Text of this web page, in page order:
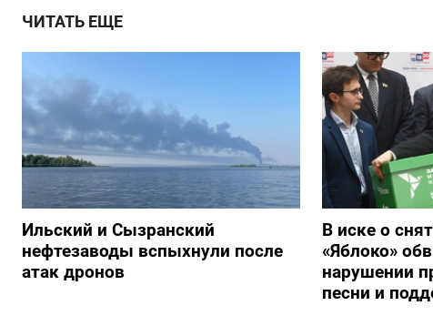
ЧИТАТЬ ЕЩЕ
Ильский и Сызранский
нефтезаводы вспыхнули после
атак дронов
В иске о
«Яблоко»
нарушении
песни и